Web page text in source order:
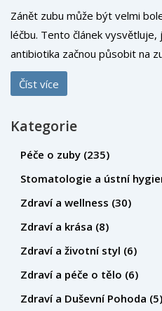
Zánět zubu může být velmi
léčbu. Tento článek vysvětluje,
antibiotika začnou působit na
užitečné tipy a informace o
Číst více
Kategorie
Péče o zuby (235)
Stomatologie a ústní
Zdraví a wellness (30)
Zdraví a krása (8)
Zdraví a životní styl (6)
Zdraví a péče o tělo (6)
Zdraví a Duševní Pohoda (5)